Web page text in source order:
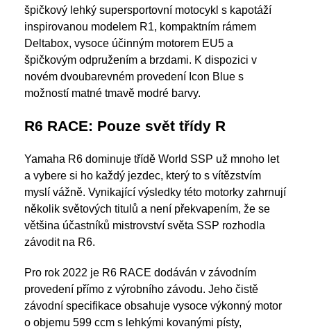
špičkový lehký supersportovní motocykl s kapotáží
inspirovanou modelem R1, kompaktním rámem
Deltabox, vysoce účinným motorem EU5 a
špičkovým odpružením a brzdami. K dispozici v
novém dvoubarevném provedení Icon Blue s
možností matné tmavě modré barvy.
R6 RACE: Pouze svět třídy R
Yamaha R6 dominuje třídě World SSP už mnoho let
a vybere si ho každý jezdec, který to s vítězstvím
myslí vážně. Vynikající výsledky této motorky zahrnují
několik světových titulů a není překvapením, že se
většina účastníků mistrovství světa SSP rozhodla
závodit na R6.
Pro rok 2022 je R6 RACE dodáván v závodním
provedení přímo z výrobního závodu. Jeho čistě
závodní specifikace obsahuje vysoce výkonný motor
o objemu 599 ccm s lehkými kovanými písty,